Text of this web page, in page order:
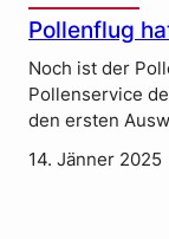
Pollenflug
Noch ist der
Pollenservice
den ersten
14. Jänner 2025